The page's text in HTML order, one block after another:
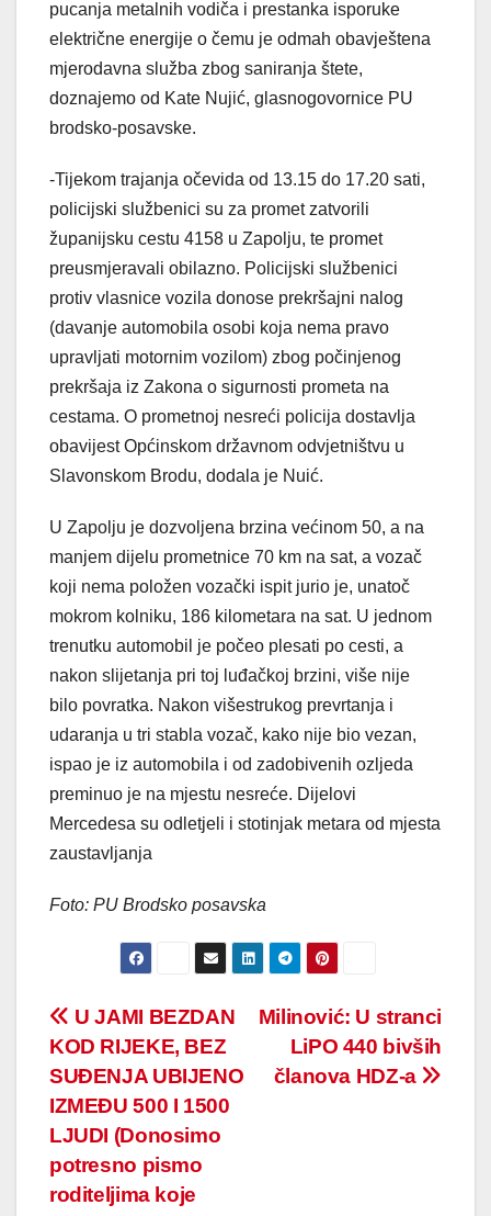
pucanja metalnih vodiča i prestanka isporuke
električne energije o čemu je odmah obavještena
mjerodavna služba zbog saniranja štete,
doznajemo od Kate Nujić, glasnogovornice PU
brodsko-posavske.
-Tijekom trajanja očevida od 13.15 do 17.20 sati,
policijski službenici su za promet zatvorili
županijsku cestu 4158 u Zapolju, te promet
preusmjeravali obilazno. Policijski službenici
protiv vlasnice vozila donose prekršajni nalog
(davanje automobila osobi koja nema pravo
upravljati motornim vozilom) zbog počinjenog
prekršaja iz Zakona o sigurnosti prometa na
cestama. O prometnoj nesreći policija dostavlja
obavijest Općinskom državnom odvjetništvu u
Slavonskom Brodu, dodala je Nuić.
U Zapolju je dozvoljena brzina većinom 50, a na
manjem dijelu prometnice 70 km na sat, a vozač
koji nema položen vozački ispit jurio je, unatoč
mokrom kolniku, 186 kilometara na sat. U jednom
trenutku automobil je počeo plesati po cesti, a
nakon slijetanja pri toj luđačkoj brzini, više nije
bilo povratka. Nakon višestrukog prevrtanja i
udaranja u tri stabla vozač, kako nije bio vezan,
ispao je iz automobila i od zadobivenih ozljeda
preminuo je na mjestu nesreće. Dijelovi
Mercedesa su odletjeli i stotinjak metara od mjesta
zaustavljanja
Foto: PU Brodsko posavska
Post
navigation
Milinović: U stranci
LiPO 440 bivših
članova HDZ-a
U JAMI BEZDAN
KOD RIJEKE, BEZ
SUĐENJA UBIJENO
IZMEĐU 500 I 1500
LJUDI (Donosimo
potresno pismo
roditeljima koje